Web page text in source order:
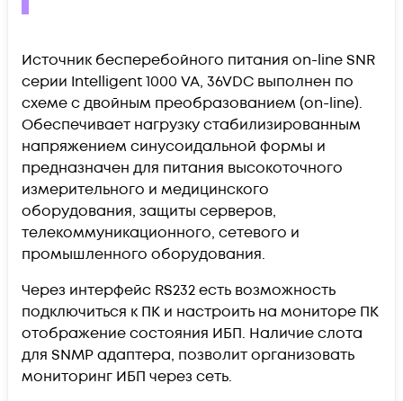
Источник бесперебойного питания on-line SNR
серии Intelligent 1000 VA, 36VDC выполнен по
схеме с двойным преобразованием (on-line).
Обеспечивает нагрузку стабилизированным
напряжением синусоидальной формы и
предназначен для питания высокоточного
измерительного и медицинского
оборудования, защиты серверов,
телекоммуникационного, сетевого и
промышленного оборудования.
Через интерфейс RS232 есть возможность
подключиться к ПК и настроить на мониторе ПК
отображение состояния ИБП. Наличие слота
для SNMP адаптера, позволит организовать
мониторинг ИБП через сеть.